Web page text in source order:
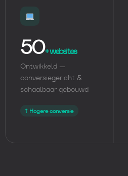
50+ websites
Ontwikkeld —
conversiegericht &
schaalbaar gebouwd
↑ Hogere conversie